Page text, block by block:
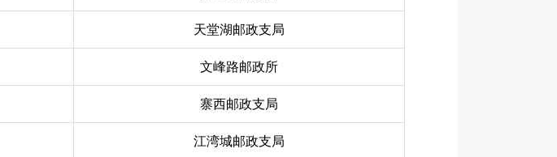
天堂湖邮政支局
文峰路邮政所
寨西邮政支局
江湾城邮政支局